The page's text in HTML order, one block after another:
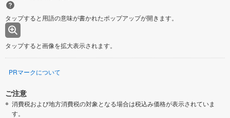
タップすると用語の意味が書かれたポップアップが開きます。
タップすると画像を拡大表示されます。
PRマークについて
ご注意
消費税および地方消費税の対象となる場合は税込み価格が表示されていま
す。